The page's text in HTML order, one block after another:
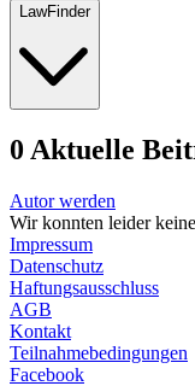
LawFinder
0 Aktuelle
Autor werden
Wir konnten leider
Impressum
Datenschutz
Haftungsausschluss
AGB
Kontakt
Teilnahmebedingungen
Facebook